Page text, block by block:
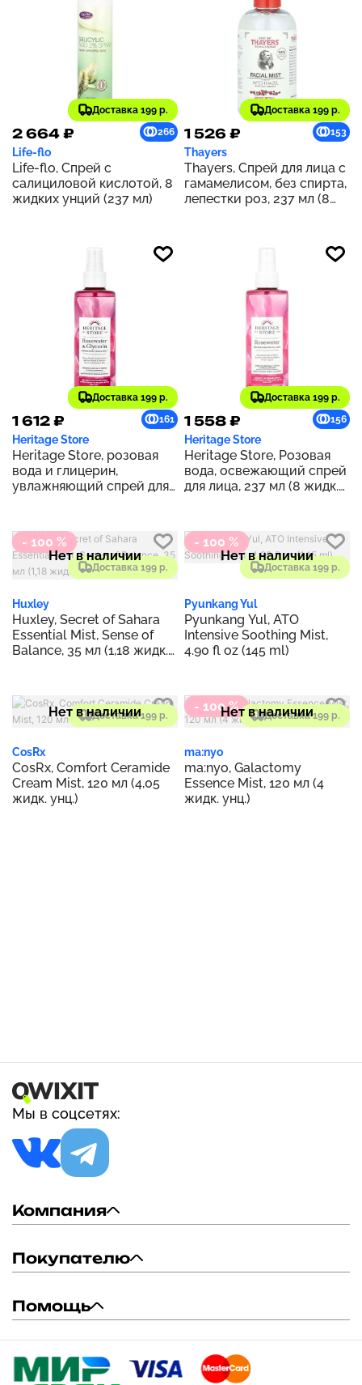
Доставка 199 р.
2 664 ₽ 266
Life-flo
Life-flo, Спрей с
салициловой кислотой, 8
жидких унций (237 мл)
Доставка 199 р.
1 526 ₽ 153
Thayers
Thayers, Спрей для лица с
гамамелисом, без спирта,
лепестки роз, 237 мл (8
Доставка 199 р.
1 612 ₽ 161
Heritage Store
Heritage Store, розовая
вода и глицерин,
увлажняющий спрей для
Доставка 199 р.
1 558 ₽ 156
Heritage Store
Heritage Store, Розовая
вода, освежающий спрей
для лица, 237 мл (8 жидк.
- 100 %
Доставка 199 р.
Нет в наличии
Huxley
Huxley, Secret of Sahara
Essential Mist, Sense of
Balance, 35 мл (1,18 жидк.
- 100 %
Доставка 199 р.
Нет в наличии
Pyunkang Yul
Pyunkang Yul, ATO
Intensive Soothing Mist,
4.90 fl oz (145 ml)
Доставка 199 р.
Нет в наличии
CosRx
CosRx, Comfort Ceramide
Cream Mist, 120 мл (4,05
жидк. унц.)
- 100 %
Доставка 199 р.
Нет в наличии
ma:nyo
ma:nyo, Galactomy
Essence Mist, 120 мл (4
жидк. унц.)
Мы в соцсетях:
Компания
Покупателю
Помощь